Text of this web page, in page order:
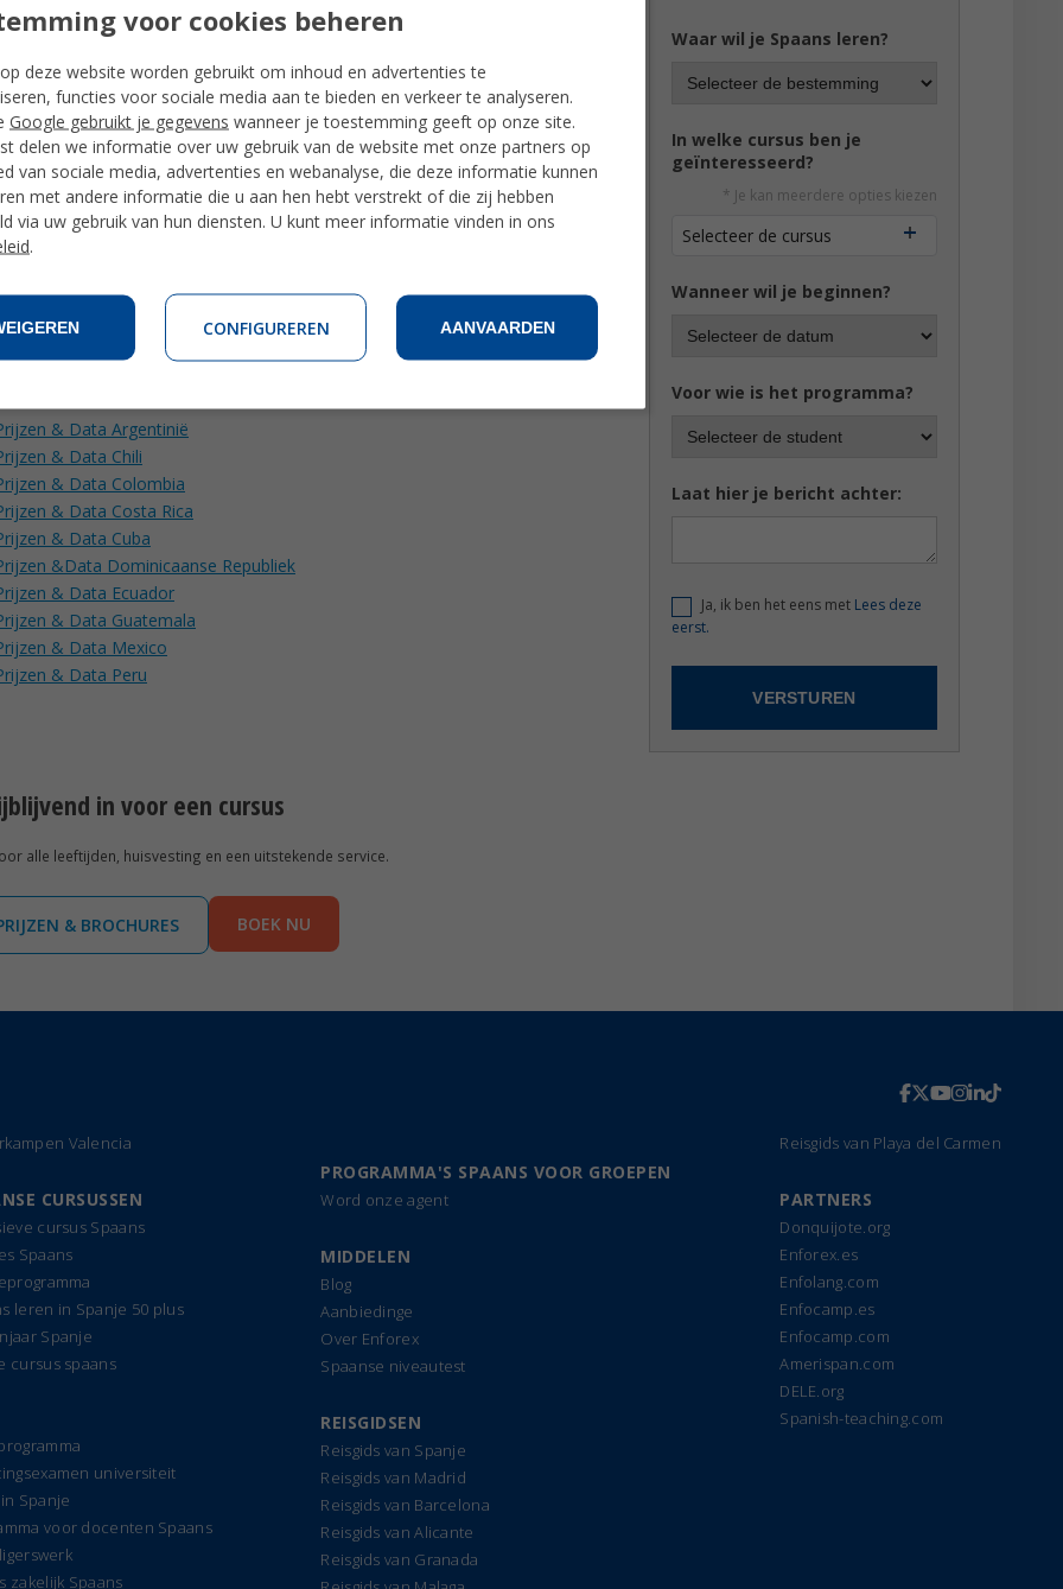
in Coronado & Playa Jacó; 60 minuten in Santo Domingo de Heredia
Minimaal 1 week
Maximaal 4 (6 in Coronado & Playa Jaco)
beginner, hoge beginner, lage intermediair, medium intermediair, hoog
gevorderd, hoog gevorderd en superieur.
& Data Argentinië
& Data Chili
& Data Colombia
& Data Costa Rica
& Data Cuba
&Data Dominicaanse Republiek
& Data Ecuador
& Data Guatemala
& Data Mexico
& Data Peru
Waar wil je Spaans leren?
In welke cursus ben je
geïnteresseerd?
* Je kan meerdere opties kiezen
Selecteer de cursus
Wanneer wil je beginnen?
Voor wie is het programma?
Laat hier je bericht achter:
Ja, ik ben het eens met Lees deze
eerst.
in voor een cursus
alle leeftijden, huisvesting en een uitstekende service.
& BROCHURES BOEK NU
Valencia
CURSUSSEN
cursus Spaans
Spaans
leren in Spanje 50 plus
Spanje
cursus spaans
universiteit
Spanje
voor docenten Spaans
zakelijk Spaans
PROGRAMMA'S SPAANS VOOR GROEPEN
Word onze agent
MIDDELEN
Blog
Aanbiedinge
Over Enforex
Spaanse niveautest
REISGIDSEN
Reisgids van Spanje
Reisgids van Madrid
Reisgids van Barcelona
Reisgids van Alicante
Reisgids van Granada
Reisgids van Playa del Carmen
PARTNERS
Donquijote.org
Enforex.es
Enfolang.com
Enfocamp.es
Enfocamp.com
Amerispan.com
DELE.org
Spanish-teaching.com
voor cookies beheren
deze website worden gebruikt om inhoud en advertenties te
functies voor sociale media aan te bieden en verkeer te analyseren.
Google gebruikt je gegevens wanneer je toestemming geeft op onze site.
delen we informatie over uw gebruik van de website met onze partners op
van sociale media, advertenties en webanalyse, die deze informatie kunnen
met andere informatie die u aan hen hebt verstrekt of die zij hebben
via uw gebruik van hun diensten. U kunt meer informatie vinden in ons
.
CONFIGUREREN AANVAARDEN